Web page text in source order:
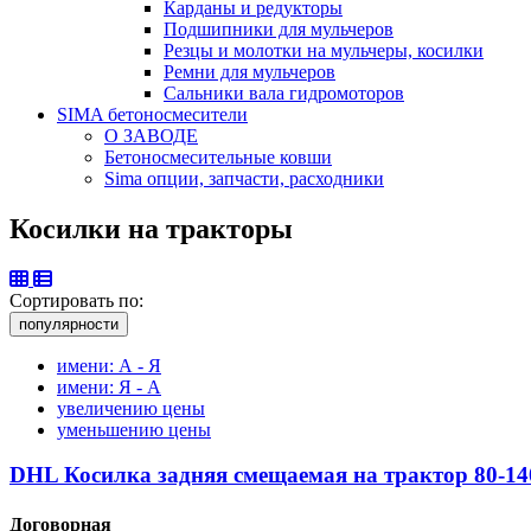
Карданы и редукторы
Подшипники для мульчеров
Резцы и молотки на мульчеры, косилки
Ремни для мульчеров
Сальники вала гидромоторов
SIMA бетоносмесители
О ЗАВОДЕ
Бетоносмесительные ковши
Sima опции, запчасти, расходники
Косилки на тракторы
Сортировать по:
популярности
имени: А - Я
имени: Я - А
увеличению цены
уменьшению цены
DHL Косилка задняя смещаемая на трактор 80-
Договорная